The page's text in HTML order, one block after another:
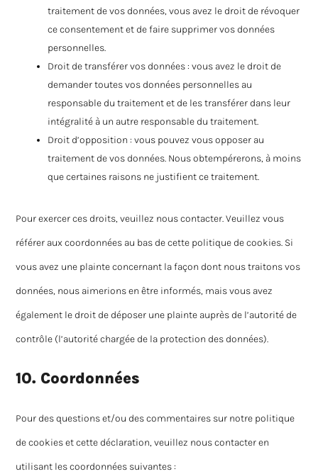
traitement de vos données, vous avez le droit de révoquer
ce consentement et de faire supprimer vos données
personnelles.
Droit de transférer vos données : vous avez le droit de
demander toutes vos données personnelles au
responsable du traitement et de les transférer dans leur
intégralité à un autre responsable du traitement.
Droit d’opposition : vous pouvez vous opposer au
traitement de vos données. Nous obtempérerons, à moins
que certaines raisons ne justifient ce traitement.
Pour exercer ces droits, veuillez nous contacter. Veuillez vous
référer aux coordonnées au bas de cette politique de cookies. Si
vous avez une plainte concernant la façon dont nous traitons vos
données, nous aimerions en être informés, mais vous avez
également le droit de déposer une plainte auprès de l’autorité de
contrôle (l’autorité chargée de la protection des données).
10. Coordonnées
Pour des questions et/ou des commentaires sur notre politique
de cookies et cette déclaration, veuillez nous contacter en
utilisant les coordonnées suivantes :